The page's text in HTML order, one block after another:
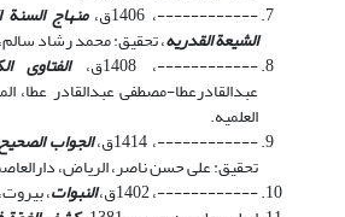
------------، 1406ق، منهاج
الشیعة القدریه، تحقیق: محمد رشاد
------------، 1408ق، الفتاوی
عبدالقادرعطا-مصطفی عبدالقادر عطا،
العلمیه.
------------، 1414ق، الجواب
تحقیق: علی حسن ناصر، الریاض،
------------، 1402ق، النبوات،